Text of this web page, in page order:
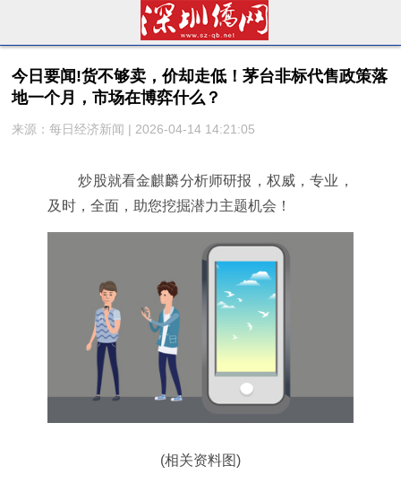
今日要闻!货不够卖，价却走低！茅台非标代售政策落
地一个月，市场在博弈什么？
来源：每日经济新闻 | 2026-04-14 14:21:05
炒股就看金麒麟分析师研报，权威，专业，
及时，全面，助您挖掘潜力主题机会！
(相关资料图)